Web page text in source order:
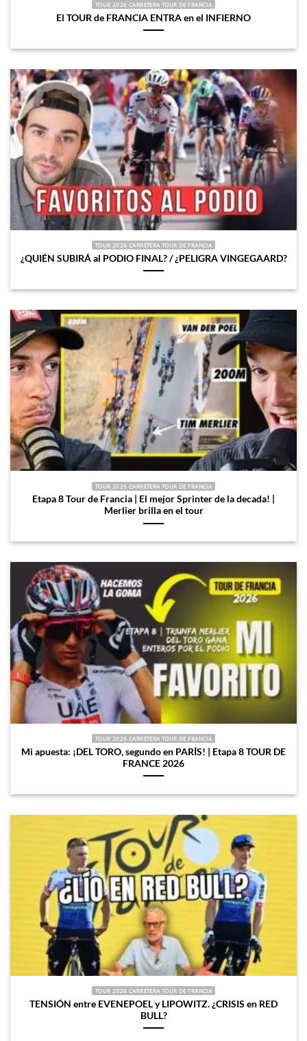
TOUR 2026 CARRETERA TOUR DE FRANCIA
El TOUR de FRANCIA ENTRA en el INFIERNO
TOUR 2026 CARRETERA TOUR DE FRANCIA
¿QUIÉN SUBIRÁ al PODIO FINAL? / ¿PELIGRA VINGEGAARD?
TOUR 2026 CARRETERA TOUR DE FRANCIA
Etapa 8 Tour de Francia | El mejor Sprinter de la decada! |
Merlier brilla en el tour
TOUR 2026 CARRETERA TOUR DE FRANCIA
Mi apuesta: ¡DEL TORO, segundo en PARÍS! | Etapa 8 TOUR DE
FRANCE 2026
TOUR 2026 CARRETERA TOUR DE FRANCIA
TENSIÓN entre EVENEPOEL y LIPOWITZ. ¿CRISIS en RED
BULL?